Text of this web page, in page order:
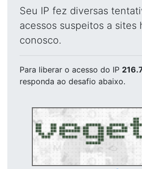
Seu IP fez diversas
acessos suspeitos a sites
conosco.
Para liberar o acesso do IP
responda ao desafio abaixo.